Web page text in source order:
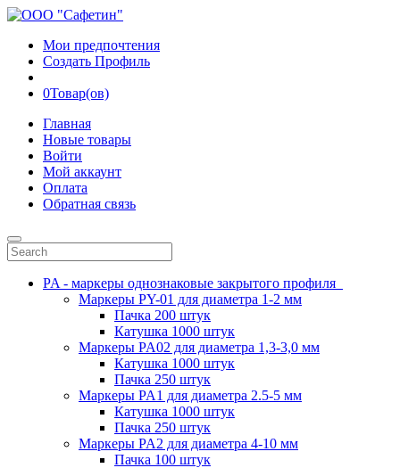
Мои предпочтения
Создать Профиль
0Товар(ов)
Главная
Новые товары
Войти
Мой аккаунт
Оплата
Обратная связь
PA - маркеры однознаковые закрытого профиля
Маркеры PY-01 для диаметра 1-2 мм
Пачка 200 штук
Катушка 1000 штук
Маркеры PA02 для диаметра 1,3-3,0 мм
Катушка 1000 штук
Пачка 250 штук
Маркеры PA1 для диаметра 2.5-5 мм
Катушка 1000 штук
Пачка 250 штук
Маркеры PA2 для диаметра 4-10 мм
Пачка 100 штук